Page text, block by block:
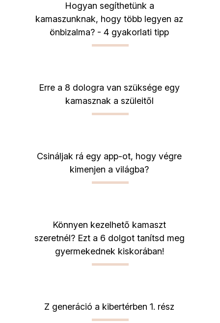
Hogyan segíthetünk a
kamaszunknak, hogy több legyen az
önbizalma? - 4 gyakorlati tipp
Erre a 8 dologra van szüksége egy
kamasznak a szüleitől
Csináljak rá egy app-ot, hogy végre
kimenjen a világba?
Könnyen kezelhető kamaszt
szeretnél? Ezt a 6 dolgot tanítsd meg
gyermekednek kiskorában!
Z generáció a kibertérben 1. rész